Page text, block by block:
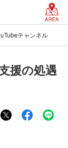
AREA
チャンネル
援の処遇